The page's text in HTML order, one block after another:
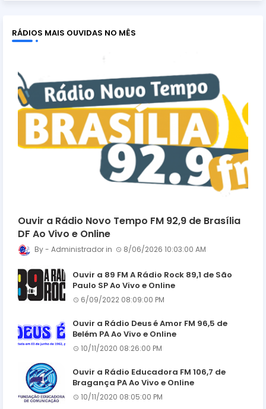
RÁDIOS MAIS OUVIDAS NO MÊS
Ouvir a Rádio Novo Tempo FM 92,9 de Brasília
DF Ao Vivo e Online
Administrador 8/06/2026 10:03:00 AM
Ouvir a 89 FM A Rádio Rock 89,1 de São
Paulo SP Ao Vivo e Online
6/09/2022 08:09:00 PM
Ouvir a Rádio Deus é Amor FM 96,5 de
Belém PA Ao Vivo e Online
10/11/2020 08:26:00 PM
Ouvir a Rádio Educadora FM 106,7 de
Bragança PA Ao Vivo e Online
10/11/2020 08:05:00 PM